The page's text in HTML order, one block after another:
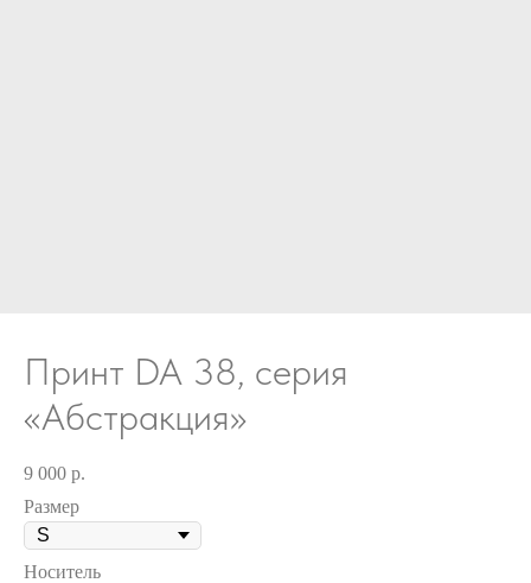
Принт DA 38, серия
«Абстракция»
9 000 р.
Размер
Носитель